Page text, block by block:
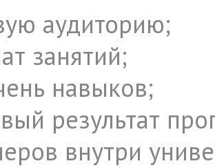
аудиторию;
занятий;
навыков;
результат
внутри